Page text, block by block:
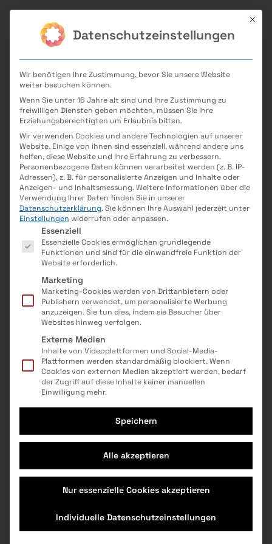
Zur Veranstaltungsübersicht
Fahrradwerkstatt der Kinder-
und Jugendhalle MV
Hier geht es zur Anmeldung
Details
Ort
Kinder- und Jugendhalle MV, Königshorsterstr. 1-9,
13439 Berlin
Tag und Uhrzeit
Mittwoch, 14:30 - 18:30
Kategorie
Technik
Themen
Angebot für
Einzelpersonen, Gruppen
Kosten
Teilnahme kostenlos
Veranstaltungsinfo
Die Kinder- & Jugendhalle MV ist ein
Gemeinwesenprojekt mit traditioneller Offener
Kinder im Grundschulalter haben die Möglichkeit
für vielfältige MINT-Angebote auszuprobieren. Die
Öffnungszeiten der Kinderhalle sind Di – Fr (14:30 –
Mit
Datenschutzeinstellungen
Wir benötigen Ihre Zustimmung, bevor Sie unsere Website
weiter besuchen können.
Wenn Sie unter 16 Jahre alt sind und Ihre Zustimmung zu
freiwilligen Diensten geben möchten, müssen Sie Ihre
Erziehungsberechtigten um Erlaubnis bitten.
Wir verwenden Cookies und andere Technologien auf unserer
Website. Einige von ihnen sind essenziell, während andere uns
helfen, diese Website und Ihre Erfahrung zu verbessern.
Personenbezogene Daten können verarbeitet werden (z. B. IP-
Adressen), z. B. für personalisierte Anzeigen und Inhalte oder
Anzeigen- und Inhaltsmessung.Weitere Informationen über die
Verwendung Ihrer Daten finden Sie in unserer
Datenschutzerklärung.Sie können Ihre Auswahl jederzeit unter
Einstellungen widerrufen oder anpassen.
Es folgt eine Liste der Service-Gruppen, für die eine
Essenziell
Essenzielle Cookies ermöglichen grundlegende
Funktionen und sind für die einwandfreie Funktion der
Website erforderlich.
Marketing
Marketing-Cookies werden von Drittanbietern oder
Publishern verwendet, um personalisierte Werbung
anzuzeigen. Sie tun dies, indem sie Besucher über
Websites hinweg verfolgen.
Externe Medien
Inhalte von Videoplattformen und Social-Media-
Plattformen werden standardmäßig blockiert. Wenn
Cookies von externen Medien akzeptiert werden, bedarf
der Zugriff auf diese Inhalte keiner manuellen
Einwilligung mehr.
Speichern
Alle akzeptieren
Nur essenzielle Cookies akzeptieren
Individuelle Datenschutzeinstellungen